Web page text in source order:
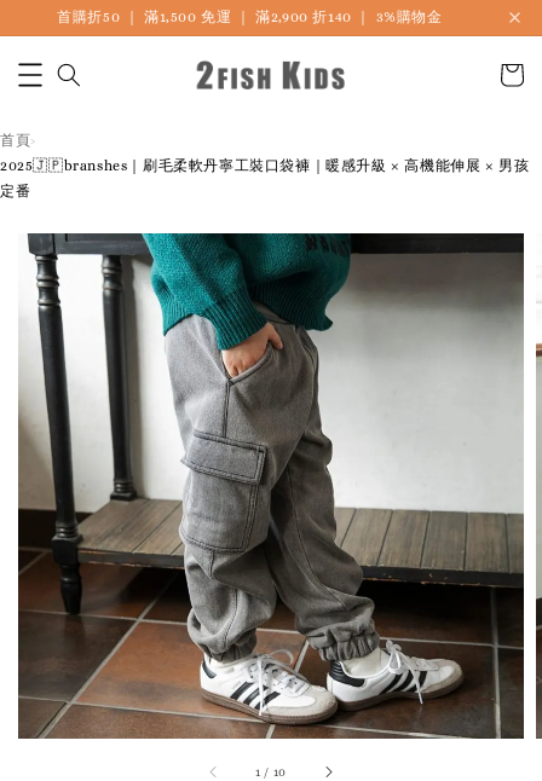
首購折50 ｜ 滿1,500 免運 ｜ 滿2,900 折140 ｜ 3%購物金
首頁›
2025🇯🇵branshes｜刷毛柔軟丹寧工裝口袋褲｜暖感升級 × 高機能伸展 × 男孩
定番
1 / 10